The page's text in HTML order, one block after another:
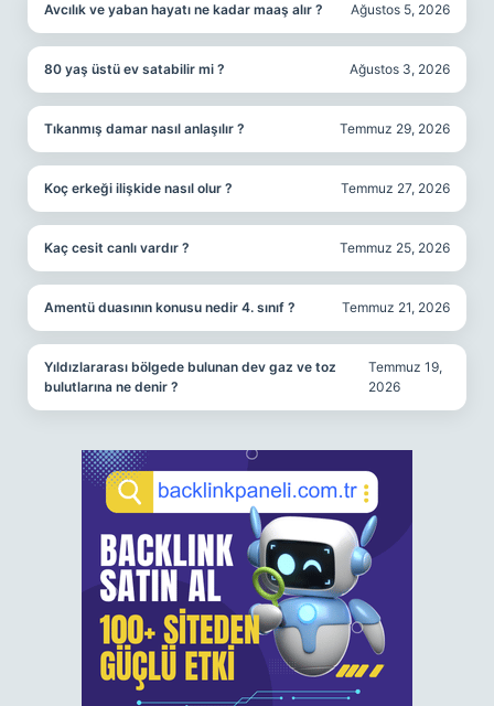
Avcılık ve yaban hayatı ne kadar maaş alır ? Ağustos 5, 2026
80 yaş üstü ev satabilir mi ? Ağustos 3, 2026
Tıkanmış damar nasıl anlaşılır ? Temmuz 29, 2026
Koç erkeği ilişkide nasıl olur ? Temmuz 27, 2026
Kaç cesit canlı vardır ? Temmuz 25, 2026
Amentü duasının konusu nedir 4. sınıf ? Temmuz 21, 2026
Yıldızlararası bölgede bulunan dev gaz ve toz
bulutlarına ne denir ?
Temmuz 19,
2026